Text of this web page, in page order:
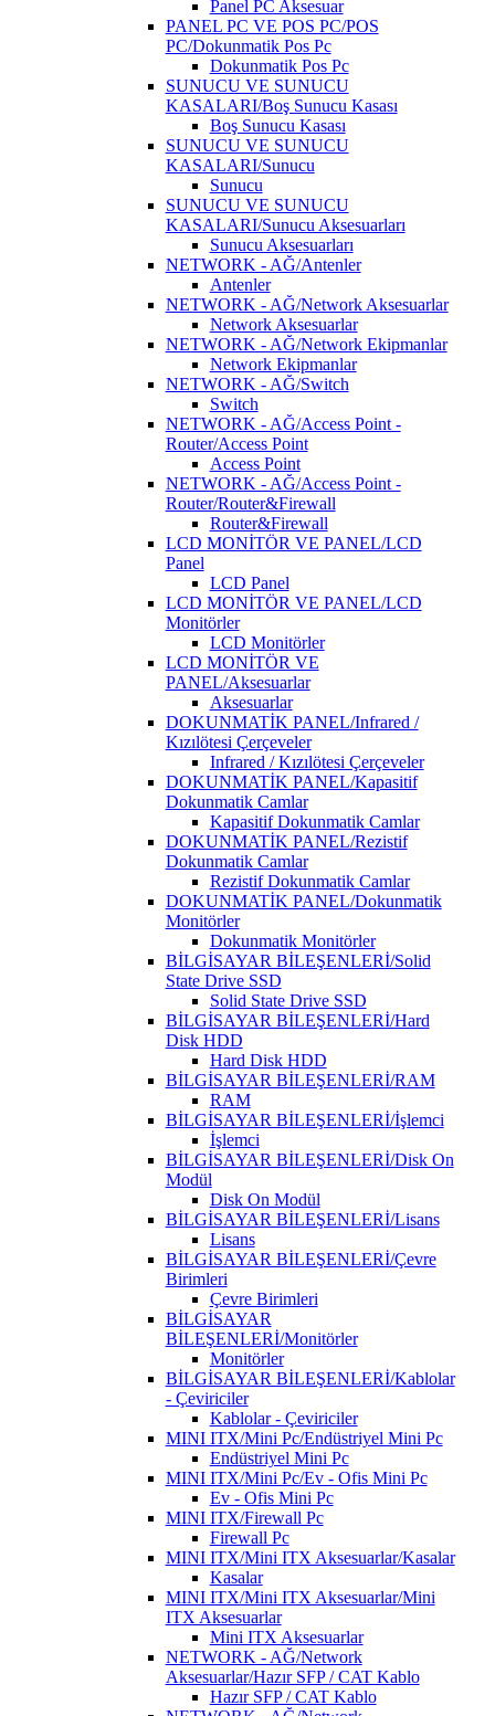
Panel PC Aksesuar
PANEL PC VE POS PC/POS
PC/Dokunmatik Pos Pc
Dokunmatik Pos Pc
SUNUCU VE SUNUCU
KASALARI/Boş Sunucu Kasası
Boş Sunucu Kasası
SUNUCU VE SUNUCU
KASALARI/Sunucu
Sunucu
SUNUCU VE SUNUCU
KASALARI/Sunucu Aksesuarları
Sunucu Aksesuarları
NETWORK - AĞ/Antenler
Antenler
NETWORK - AĞ/Network Aksesuarlar
Network Aksesuarlar
NETWORK - AĞ/Network Ekipmanlar
Network Ekipmanlar
NETWORK - AĞ/Switch
Switch
NETWORK - AĞ/Access Point -
Router/Access Point
Access Point
NETWORK - AĞ/Access Point -
Router/Router&Firewall
Router&Firewall
LCD MONİTÖR VE PANEL/LCD
Panel
LCD Panel
LCD MONİTÖR VE PANEL/LCD
Monitörler
LCD Monitörler
LCD MONİTÖR VE
PANEL/Aksesuarlar
Aksesuarlar
DOKUNMATİK PANEL/Infrared /
Kızılötesi Çerçeveler
Infrared / Kızılötesi Çerçeveler
DOKUNMATİK PANEL/Kapasitif
Dokunmatik Camlar
Kapasitif Dokunmatik Camlar
DOKUNMATİK PANEL/Rezistif
Dokunmatik Camlar
Rezistif Dokunmatik Camlar
DOKUNMATİK PANEL/Dokunmatik
Monitörler
Dokunmatik Monitörler
BİLGİSAYAR BİLEŞENLERİ/Solid
State Drive SSD
Solid State Drive SSD
BİLGİSAYAR BİLEŞENLERİ/Hard
Disk HDD
Hard Disk HDD
BİLGİSAYAR BİLEŞENLERİ/RAM
RAM
BİLGİSAYAR BİLEŞENLERİ/İşlemci
İşlemci
BİLGİSAYAR BİLEŞENLERİ/Disk On
Modül
Disk On Modül
BİLGİSAYAR BİLEŞENLERİ/Lisans
Lisans
BİLGİSAYAR BİLEŞENLERİ/Çevre
Birimleri
Çevre Birimleri
BİLGİSAYAR
BİLEŞENLERİ/Monitörler
Monitörler
BİLGİSAYAR BİLEŞENLERİ/Kablolar
- Çeviriciler
Kablolar - Çeviriciler
MINI ITX/Mini Pc/Endüstriyel Mini Pc
Endüstriyel Mini Pc
MINI ITX/Mini Pc/Ev - Ofis Mini Pc
Ev - Ofis Mini Pc
MINI ITX/Firewall Pc
Firewall Pc
MINI ITX/Mini ITX Aksesuarlar/Kasalar
Kasalar
MINI ITX/Mini ITX Aksesuarlar/Mini
ITX Aksesuarlar
Mini ITX Aksesuarlar
NETWORK - AĞ/Network
Aksesuarlar/Hazır SFP / CAT Kablo
Hazır SFP / CAT Kablo